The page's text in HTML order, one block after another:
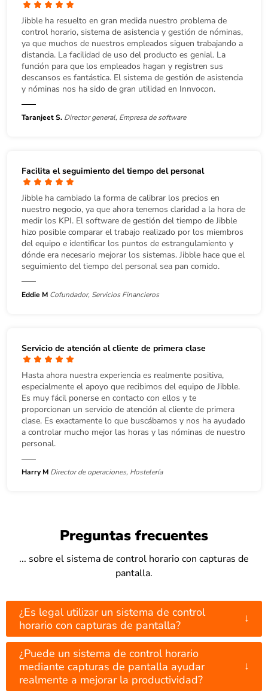
Jibble ha resuelto en gran medida nuestro problema de
control horario, sistema de asistencia y gestión de nóminas,
ya que muchos de nuestros empleados siguen trabajando a
distancia. La facilidad de uso del producto es genial. La
función para que los empleados hagan y registren sus
descansos es fantástica. El sistema de gestión de asistencia
y nóminas nos ha sido de gran utilidad en Innvocon.
Taranjeet S. Director general, Empresa de software
Facilita el seguimiento del tiempo del personal
Jibble ha cambiado la forma de calibrar los precios en
nuestro negocio, ya que ahora tenemos claridad a la hora de
medir los KPI. El software de gestión del tiempo de Jibble
hizo posible comparar el trabajo realizado por los miembros
del equipo e identificar los puntos de estrangulamiento y
dónde era necesario mejorar los sistemas. Jibble hace que el
seguimiento del tiempo del personal sea pan comido.
Eddie M Cofundador, Servicios Financieros
Servicio de atención al cliente de primera clase
Hasta ahora nuestra experiencia es realmente positiva,
especialmente el apoyo que recibimos del equipo de Jibble.
Es muy fácil ponerse en contacto con ellos y te
proporcionan un servicio de atención al cliente de primera
clase. Es exactamente lo que buscábamos y nos ha ayudado
a controlar mucho mejor las horas y las nóminas de nuestro
personal.
Harry M Director de operaciones, Hostelería
Preguntas frecuentes
... sobre el sistema de control horario con capturas de
pantalla.
¿Es legal utilizar un sistema de control
horario con capturas de pantalla?
↓
¿Puede un sistema de control horario
mediante capturas de pantalla ayudar
realmente a mejorar la productividad?
↓